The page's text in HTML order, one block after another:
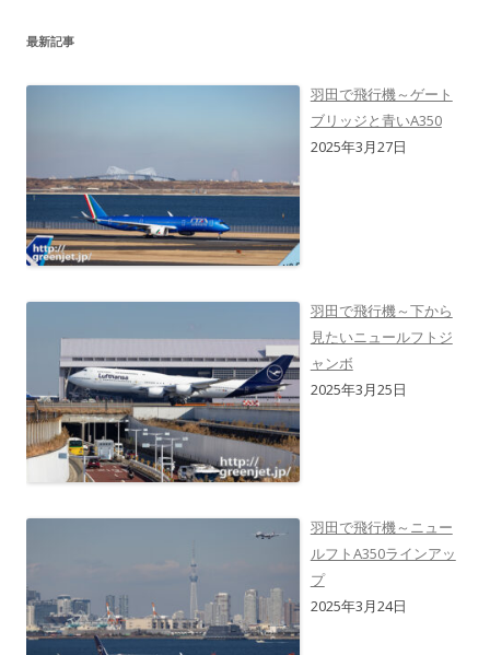
最新記事
羽田で飛行機～ゲート
ブリッジと青いA350
2025年3月27日
羽田で飛行機～下から
見たいニュールフトジ
ャンボ
2025年3月25日
羽田で飛行機～ニュー
ルフトA350ラインアッ
プ
2025年3月24日